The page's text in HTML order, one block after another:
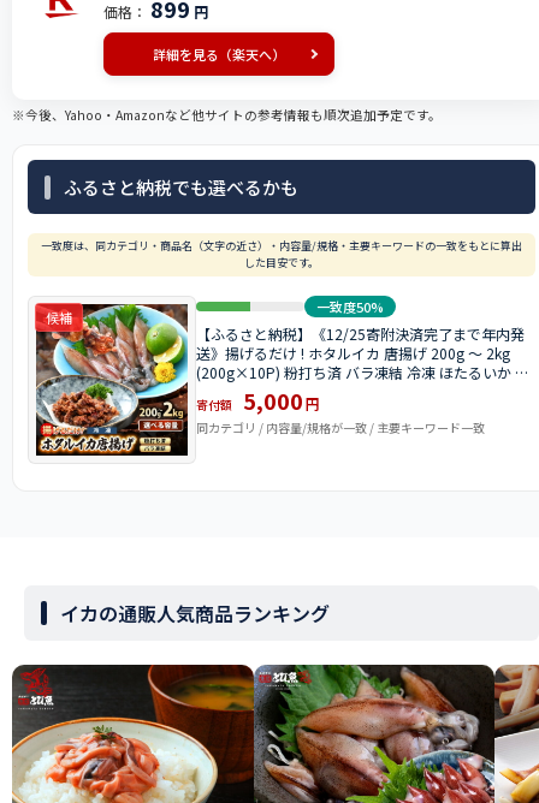
価格： 899 円
詳細を見る（楽天へ）
※今後、Yahoo・Amazonなど他サイトの参考情報も順次追加予定です。
ふるさと納税でも選べるかも
一致度は、同カテゴリ・商品名（文字の近さ）・内容量/規格・主要キーワードの一致をもとに算出
した目安です。
候補
一致度50%
【ふるさと納税】《12/25寄附決済完了まで年内発
送》揚げるだけ ! ホタルイカ 唐揚げ 200g 〜 2kg
(200g×10P) 粉打ち済 バラ凍結 冷凍 ほたるいか 全
国トップクラスの漁獲量【いか 烏賊 魚介 海鮮 惣菜
さかな フライ 揚げ物 おつまみ 取り寄せ グルメ 宅飲
み 小分け 】
寄付額 5,000円
同カテゴリ / 内容量/規格が一致 / 主要キーワード一致
イカの通販人気商品ランキング